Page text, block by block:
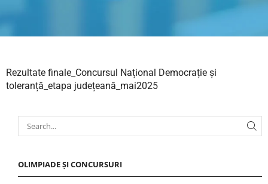
Rezultate finale_Concursul Național Democrație și
toleranță_etapa județeană_mai2025
OLIMPIADE ȘI CONCURSURI